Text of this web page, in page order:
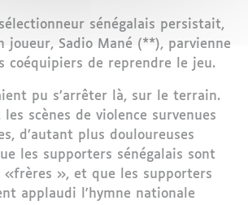
sénégalais persistait,
joueur, Sadio Mané (**), parvienne
coéquipiers de reprendre le jeu.
pu s’arrêter là, sur le terrain.
scènes de violence survenues
d’autant plus douloureuses
les supporters sénégalais sont
«frères », et que les supporters
applaudi l'hymne nationale